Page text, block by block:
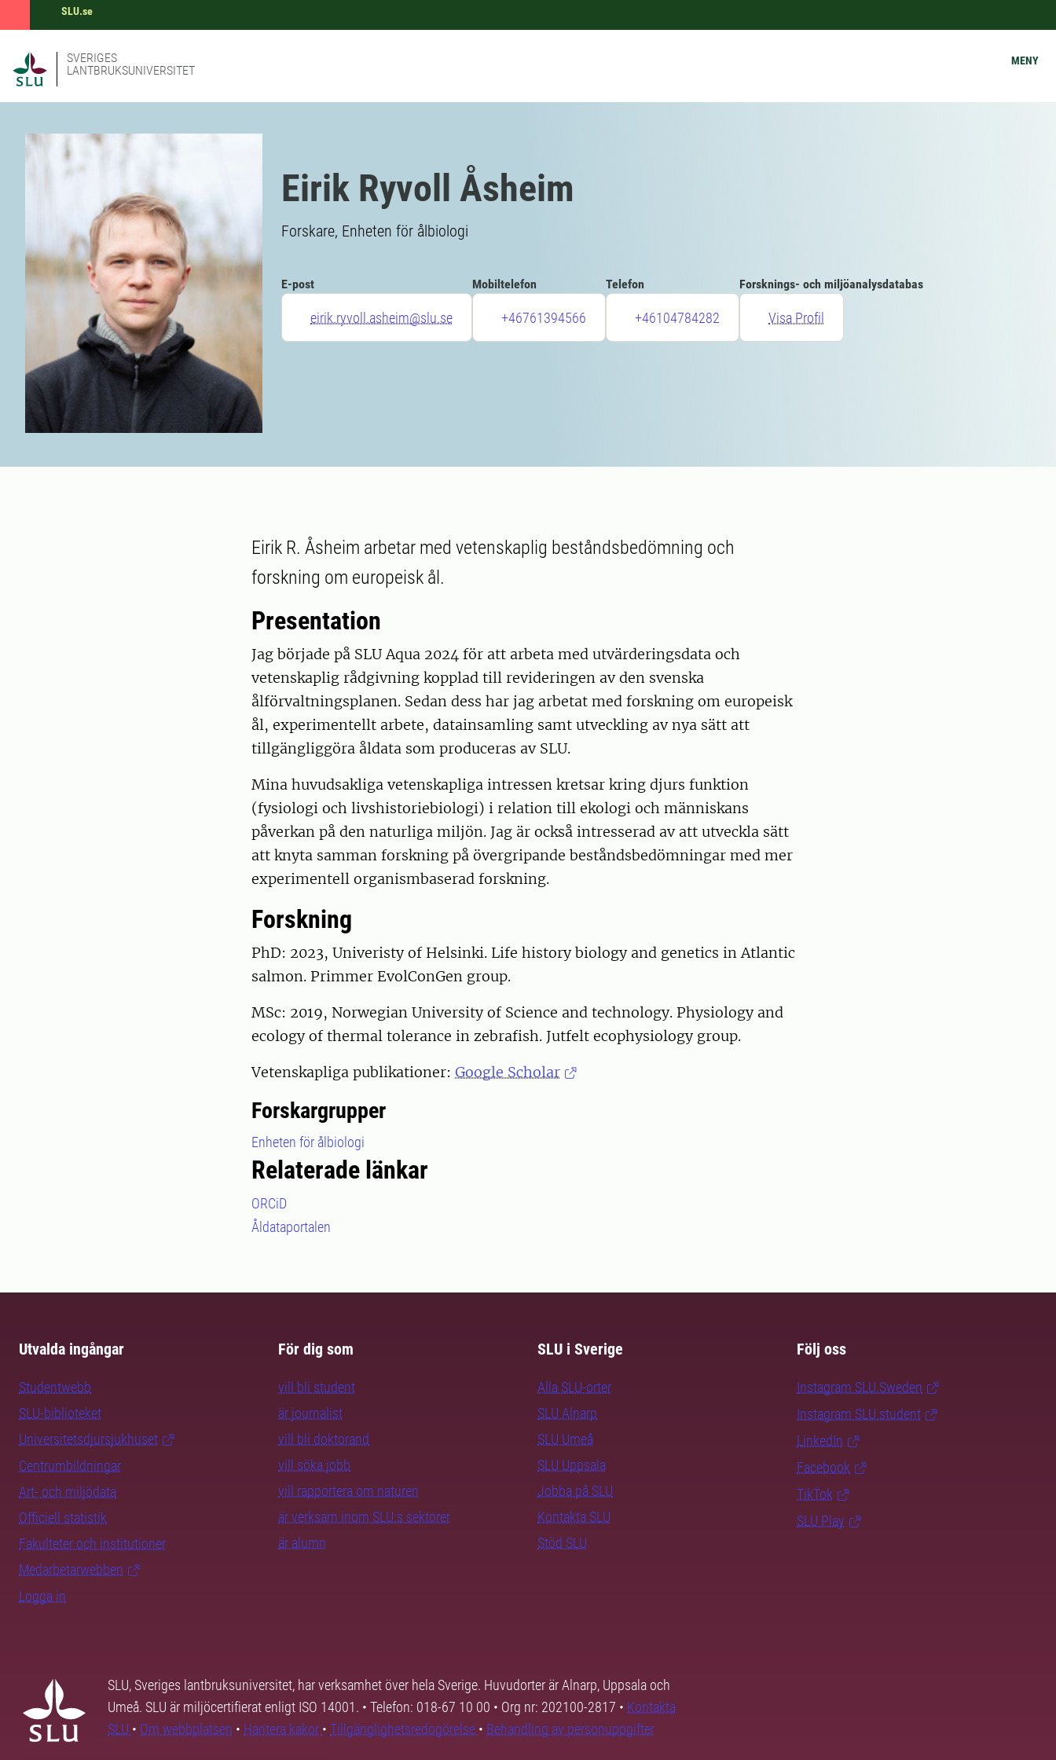
SLU.se
SVERIGES
LANTBRUKSUNIVERSITET
MENY
Eirik Ryvoll Åsheim
Forskare, Enheten för ålbiologi
E-post
eirik.ryvoll.asheim@slu.se
Mobiltelefon
+46761394566
Telefon
+46104784282
Forsknings- och miljöanalysdatabas
Visa Profil
Eirik R. Åsheim arbetar med vetenskaplig beståndsbedömning och
forskning om europeisk ål.
Presentation
Jag började på SLU Aqua 2024 för att arbeta med utvärderingsdata och
vetenskaplig rådgivning kopplad till revideringen av den svenska
ålförvaltningsplanen. Sedan dess har jag arbetat med forskning om europeisk
ål, experimentellt arbete, datainsamling samt utveckling av nya sätt att
tillgängliggöra åldata som produceras av SLU.
Mina huvudsakliga vetenskapliga intressen kretsar kring djurs funktion
(fysiologi och livshistoriebiologi) i relation till ekologi och människans
påverkan på den naturliga miljön. Jag är också intresserad av att utveckla sätt
att knyta samman forskning på övergripande beståndsbedömningar med mer
experimentell organismbaserad forskning.
Forskning
PhD: 2023, Univeristy of Helsinki. Life history biology and genetics in Atlantic
salmon. Primmer EvolConGen group.
MSc: 2019, Norwegian University of Science and technology. Physiology and
ecology of thermal tolerance in zebrafish. Jutfelt ecophysiology group.
Vetenskapliga publikationer: Google Scholar
Forskargrupper
Enheten för ålbiologi
Relaterade länkar
ORCiD
Åldataportalen
Utvalda ingångar
Studentwebb
SLU-biblioteket
Universitetsdjursjukhuset
Centrumbildningar
Art- och miljödata
Officiell statistik
Fakulteter och institutioner
Medarbetarwebben
Logga in
För dig som
vill bli student
är journalist
vill bli doktorand
vill söka jobb
vill rapportera om naturen
är verksam inom SLU:s sektorer
är alumn
SLU i Sverige
Alla SLU-orter
SLU Alnarp
SLU Umeå
SLU Uppsala
Jobba på SLU
Kontakta SLU
Stöd SLU
Följ oss
Instagram SLU.Sweden
Instagram SLU.student
LinkedIn
Facebook
TikTok
SLU Play
SLU, Sveriges lantbruksuniversitet, har verksamhet över hela Sverige. Huvudorter är Alnarp, Uppsala och
Umeå. SLU är miljöcertifierat enligt ISO 14001. • Telefon: 018-67 10 00 • Org nr: 202100-2817 • Kontakta
SLU • Om webbplatsen • Hantera kakor • Tillgänglighetsredogörelse • Behandling av personuppgifter